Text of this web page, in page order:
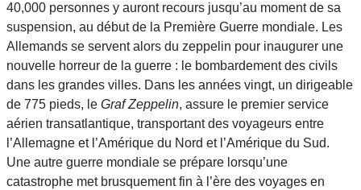
40,000 personnes y auront recours jusqu’au moment de sa
suspension, au début de la Première Guerre mondiale. Les
Allemands se servent alors du zeppelin pour inaugurer une
nouvelle horreur de la guerre : le bombardement des civils
dans les grandes villes. Dans les années vingt, un dirigeable
de 775 pieds, le Graf Zeppelin, assure le premier service
aérien transatlantique, transportant des voyageurs entre
l’Allemagne et l’Amérique du Nord et l’Amérique du Sud.
Une autre guerre mondiale se prépare lorsqu’une
catastrophe met brusquement fin à l’ère des voyages en